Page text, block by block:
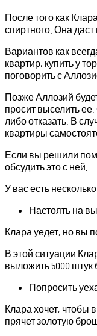
После того как
спиртного. Она даст
Вариантов как
квартир, купить у
поговорить с
Позже Аллозий
просит выселить
либо отказать. В
квартиры
Если вы решили
обсудить это с ней.
У вас есть
Настоять на
Клара уедет, но вы
В этой ситуации
выложить 5000 штук
Попросить
Клара хочет, чтобы
прячет золотую